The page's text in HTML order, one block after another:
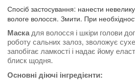
Спосіб застосування: нанести
вологе волосся. Змити. При
Маскадля волосся і шкіри голови
роботу сальних залоз, зволожує
запобігає ламкості і надає йому
блиск щодня.
Основні діючі інгредієнти: